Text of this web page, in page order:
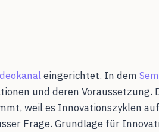
eingerichtet. In dem
und deren Voraussetzung.
weil es Innovationszyklen
Frage. Grundlage für